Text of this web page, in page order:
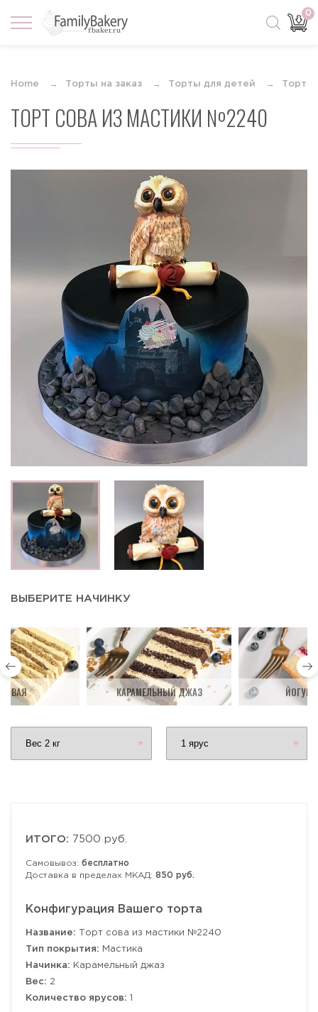
0
Home Торты на заказ Торты для детей Торты
ТОРТ СОВА ИЗ МАСТИКИ №2240
ВЫБЕРИТЕ НАЧИНКУ
КАРАМЕЛЬНЫЙ ДЖАЗ
ИТОГО: 7500 руб.
Самовывоз: бесплатно
Доставка в пределах МКАД: 850 руб.
Конфигурация Вашего торта
Название: Торт сова из мастики №2240
Тип покрытия: Мастика
Начинка: Карамельный джаз
Вес: 2
Количество ярусов: 1